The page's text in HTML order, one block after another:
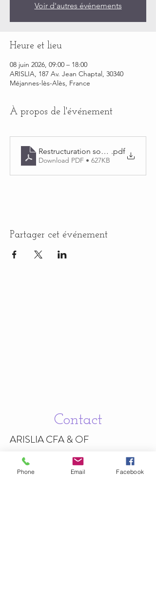
Voir d'autres événements
Heure et lieu
08 juin 2026, 09:00 – 18:00
ARISLIA, 187 Av. Jean Chaptal, 30340
Méjannes-lès-Alès, France
À propos de l'événement
Restructuration sourcils.pdf
Download PDF • 627KB
Partager cet événement
Contact
ARISLIA CFA & OF
187 Avenue Jean
30340 Méjannes-lès-Alès , France
Phone Email Facebook